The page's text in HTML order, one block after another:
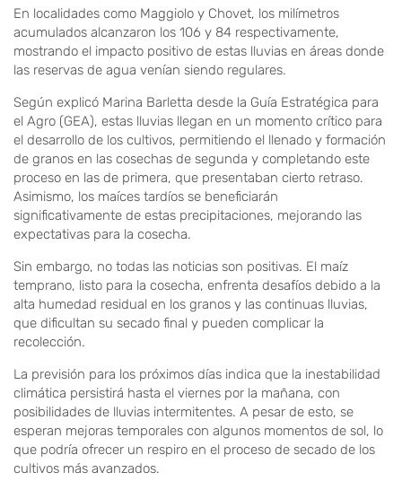
En localidades como Maggiolo y Chovet, los milímetros
acumulados alcanzaron los 106 y 84 respectivamente,
mostrando el impacto positivo de estas lluvias en áreas donde
las reservas de agua venían siendo regulares.
Según explicó Marina Barletta desde la Guía Estratégica para
el Agro (GEA), estas lluvias llegan en un momento crítico para
el desarrollo de los cultivos, permitiendo el llenado y formación
de granos en las cosechas de segunda y completando este
proceso en las de primera, que presentaban cierto retraso.
Asimismo, los maíces tardíos se beneficiarán
significativamente de estas precipitaciones, mejorando las
expectativas para la cosecha.
Sin embargo, no todas las noticias son positivas. El maíz
temprano, listo para la cosecha, enfrenta desafíos debido a la
alta humedad residual en los granos y las continuas lluvias,
que dificultan su secado final y pueden complicar la
recolección.
La previsión para los próximos días indica que la inestabilidad
climática persistirá hasta el viernes por la mañana, con
posibilidades de lluvias intermitentes. A pesar de esto, se
esperan mejoras temporales con algunos momentos de sol, lo
que podría ofrecer un respiro en el proceso de secado de los
cultivos más avanzados.